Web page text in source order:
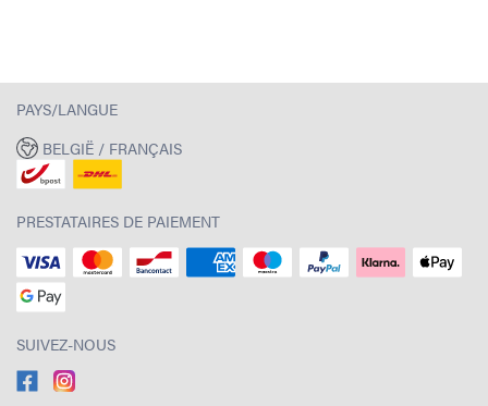
PAYS/LANGUE
BELGIË / FRANÇAIS
PRESTATAIRES DE PAIEMENT
SUIVEZ-NOUS